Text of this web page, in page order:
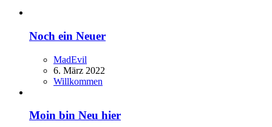
Noch ein Neuer
MadEvil
6. März 2022
Willkommen
Moin bin Neu hier